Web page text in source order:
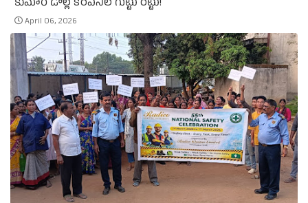
కుమార్ డొల్ల కంపెనీల గుట్టు రట్టు!
April 06, 2026